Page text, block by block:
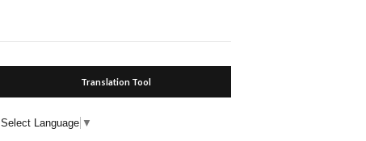
Translation Tool
Select Language ▼